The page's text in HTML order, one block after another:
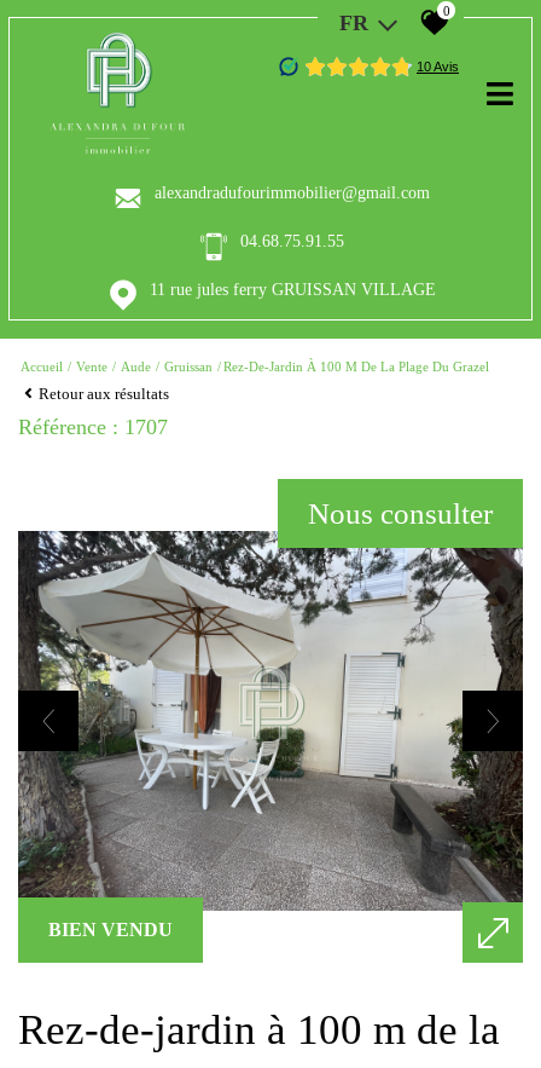
FR 0
alexandradufourimmobilier@gmail.com
04.68.75.91.55
11 rue jules ferry GRUISSAN VILLAGE
Accueil Vente Aude Gruissan Rez-De-Jardin À 100 M De La Plage Du Grazel
Retour aux résultats
Référence : 1707
BIEN VENDU
Nous consulter
rez-de-jardin à 100 m de la